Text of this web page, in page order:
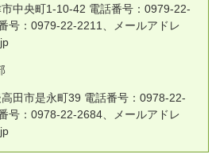
中央町1-10-42 電話番号：0979-22-
号：0979-22-2211、メールアドレ
田市是永町39 電話番号：0978-22-
号：0978-22-2684、メールアドレ